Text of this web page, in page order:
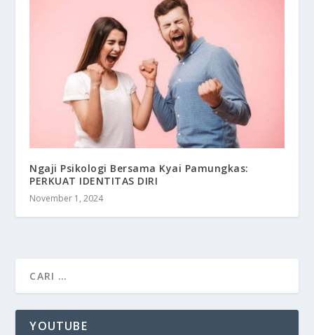
Ngaji Psikologi Bersama Kyai Pamungkas:
PERKUAT IDENTITAS DIRI
November 1, 2024
YOUTUBE